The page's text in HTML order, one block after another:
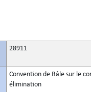
28911
Convention de Bâle sur le
élimination